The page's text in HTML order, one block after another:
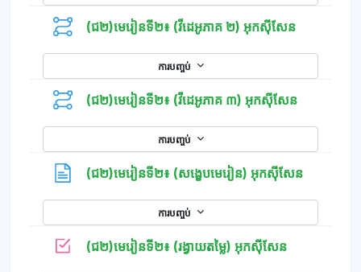
(ជ២)មេរៀនទី២៖ (វីដេអូភាគ ២) អុកស៊ីសែន
ការបញ្ចប់
(ជ២)មេរៀនទី២៖ (វីដេអូភាគ ៣) អុកស៊ីសែន
ការបញ្ចប់
(ជ២)មេរៀនទី២៖ (សង្ខេបមេរៀន) អុកស៊ីសែនទំព័រ
ការបញ្ចប់
(ជ២)មេរៀនទី២៖ (រង្វាយតម្លៃ) អុកស៊ីសែនកម្រងសំណួរ